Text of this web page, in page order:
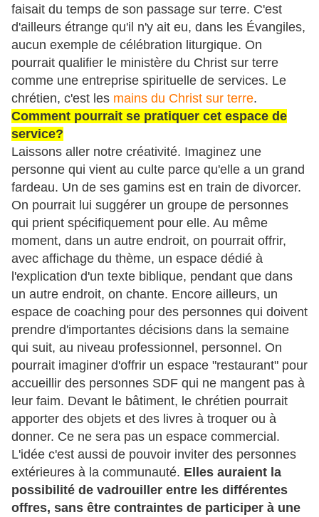
faisait du temps de son passage sur terre. C'est
d'ailleurs étrange qu'il n'y ait eu, dans les Évangiles,
aucun exemple de célébration liturgique. On
pourrait qualifier le ministère du Christ sur terre
comme une entreprise spirituelle de services. Le
chrétien, c'est les mains du Christ sur terre.
Comment pourrait se pratiquer cet espace de
service?
Laissons aller notre créativité. Imaginez une
personne qui vient au culte parce qu'elle a un grand
fardeau. Un de ses gamins est en train de divorcer.
On pourrait lui suggérer un groupe de personnes
qui prient spécifiquement pour elle. Au même
moment, dans un autre endroit, on pourrait offrir,
avec affichage du thème, un espace dédié à
l'explication d'un texte biblique, pendant que dans
un autre endroit, on chante. Encore ailleurs, un
espace de coaching pour des personnes qui doivent
prendre d'importantes décisions dans la semaine
qui suit, au niveau professionnel, personnel. On
pourrait imaginer d'offrir un espace "restaurant" pour
accueillir des personnes SDF qui ne mangent pas à
leur faim. Devant le bâtiment, le chrétien pourrait
apporter des objets et des livres à troquer ou à
donner. Ce ne sera pas un espace commercial.
L'idée c'est aussi de pouvoir inviter des personnes
extérieures à la communauté. Elles auraient la
possibilité de vadrouiller entre les différentes
offres, sans être contraintes de participer à une